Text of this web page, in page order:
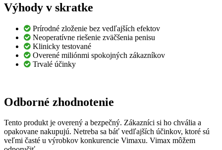
Výhody v skratke
Prírodné zloženie bez vedľajších efektov
Neoperatívne riešenie zväčšenia penisu
Klinicky testované
Overené miliónmi spokojných zákazníkov
Trvalé účinky
Odborné zhodnotenie
Tento produkt je overený a bezpečný. Zákazníci si ho chvália a
opakovane nakupujú. Netreba sa báť vedľajších účinkov, ktoré sú
veľmi časté u výrobkov konkurencie Vimaxu. Vimax môžem